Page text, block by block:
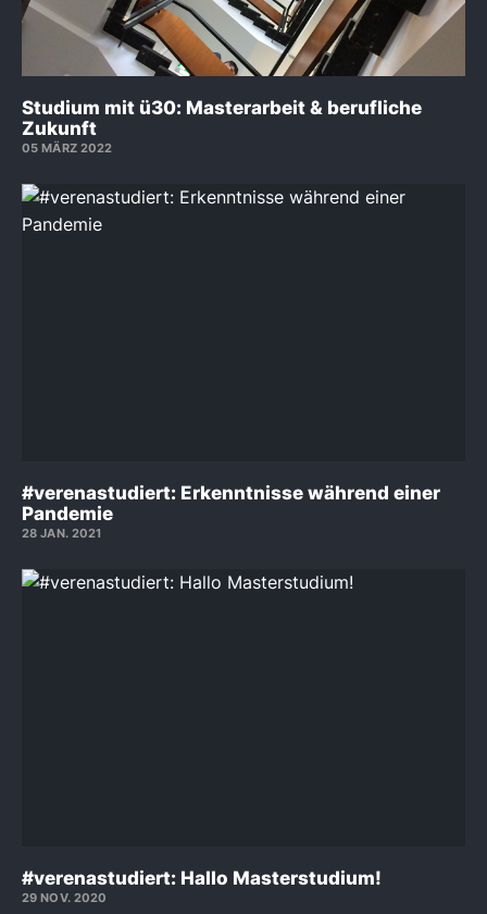
Studium mit ü30: Masterarbeit & berufliche
Zukunft
05 MÄRZ 2022
#verenastudiert: Erkenntnisse während einer
Pandemie
28 JAN. 2021
#verenastudiert: Hallo Masterstudium!
29 NOV. 2020